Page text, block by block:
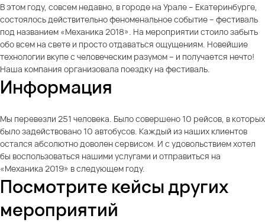
В этом году, совсем недавно, в городе на Урале – Екатеринбурге,
состоялось действительно феноменальное событие – фестиваль
под названием «Механика 2018». На мероприятии стоило забыть
обо всем на свете и просто отдаваться ощущениям. Новейшие
технологии вкупе с человеческим разумом – и получается нечто!
Наша компания организовала поездку на фестиваль.
Информация
Мы перевезли 251 человека. Было совершено 10 рейсов, в которых
было задействовано 10 автобусов. Каждый из наших клиентов
остался абсолютно доволен сервисом. И с удовольствием хотел
бы воспользоваться нашими услугами и отправиться на
«Механика 2019» в следующем году.
Посмотрите кейсы других
мероприятий